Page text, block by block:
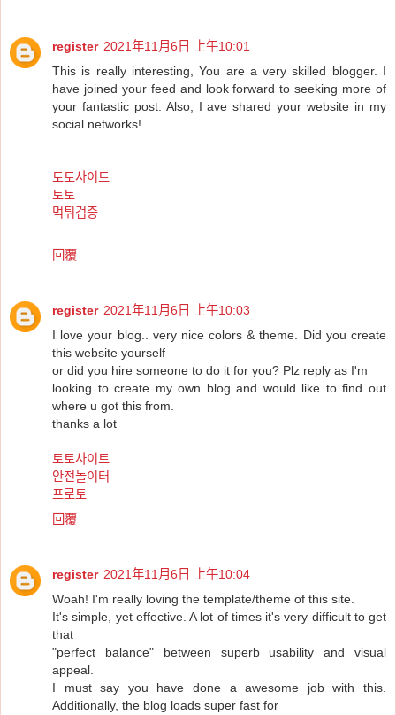
register 2021年11月6日 上午10:01
This is really interesting, You are a very skilled blogger. I
have joined your feed and look forward to seeking more of
your fantastic post. Also, I ave shared your website in my
social networks!
토토사이트
토토
먹튀검증
回覆
register 2021年11月6日 上午10:03
I love your blog.. very nice colors & theme. Did you create
this website yourself
or did you hire someone to do it for you? Plz reply as I'm
looking to create my own blog and would like to find out
where u got this from.
thanks a lot
토토사이트
안전놀이터
프로토
回覆
register 2021年11月6日 上午10:04
Woah! I'm really loving the template/theme of this site.
It's simple, yet effective. A lot of times it's very difficult to get
that
"perfect balance" between superb usability and visual
appeal.
I must say you have done a awesome job with this.
Additionally, the blog loads super fast for